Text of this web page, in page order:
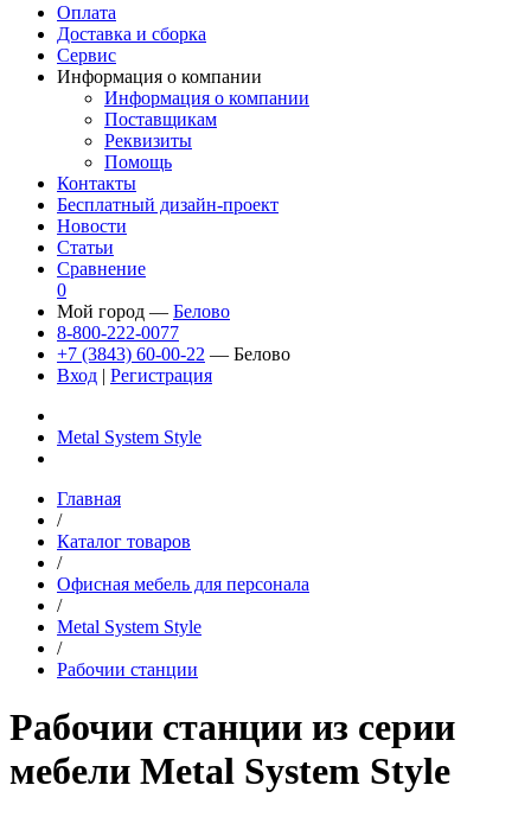
Оплата
Доставка и сборка
Сервис
Информация о компании
Информация о компании
Поставщикам
Реквизиты
Помощь
Контакты
Бесплатный дизайн-проект
Новости
Статьи
Сравнение
0
Мой город — Белово
8-800-222-0077
+7 (3843) 60-00-22 — Белово
Вход | Регистрация
Metal System Style
Главная
/
Каталог товаров
/
Офисная мебель для персонала
/
Metal System Style
/
Рабочии станции
Рабочии станции из серии
мебели Metal System Style